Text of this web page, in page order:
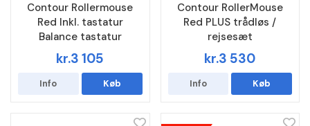
Contour Rollermouse
Red Inkl. tastatur
Balance tastatur
kr.3 105
Info Køb
Contour RollerMouse
Red PLUS trådløs /
rejsesæt
kr.3 530
Info Køb